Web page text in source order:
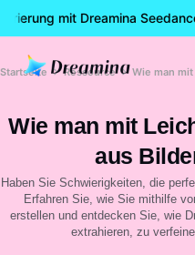
mit Dreamina
Startseite Ressource
Wie man mit
aus
Haben Sie Schwierigkeiten, die
Erfahren Sie, wie Sie mithilfe
erstellen und entdecken Sie, wie
extrahieren, zu